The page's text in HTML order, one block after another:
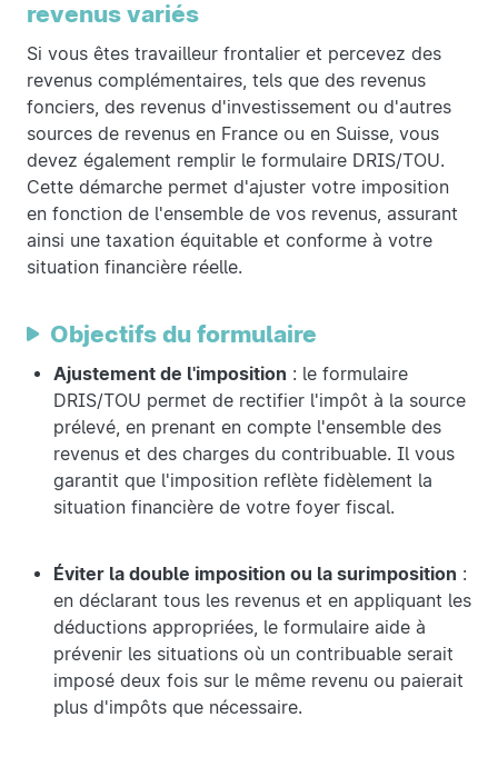
revenus variés
Si vous êtes travailleur frontalier et percevez des
revenus complémentaires, tels que des revenus
fonciers, des revenus d'investissement ou d'autres
sources de revenus en France ou en Suisse, vous
devez également remplir le formulaire DRIS/TOU.
Cette démarche permet d'ajuster votre imposition
en fonction de l'ensemble de vos revenus, assurant
ainsi une taxation équitable et conforme à votre
situation financière réelle.
Objectifs du formulaire
Ajustement de l'imposition : le formulaire
DRIS/TOU permet de rectifier l'impôt à la source
prélevé, en prenant en compte l'ensemble des
revenus et des charges du contribuable. Il vous
garantit que l'imposition reflète fidèlement la
situation financière de votre foyer fiscal.
Éviter la double imposition ou la surimposition :
en déclarant tous les revenus et en appliquant les
déductions appropriées, le formulaire aide à
prévenir les situations où un contribuable serait
imposé deux fois sur le même revenu ou paierait
plus d'impôts que nécessaire.